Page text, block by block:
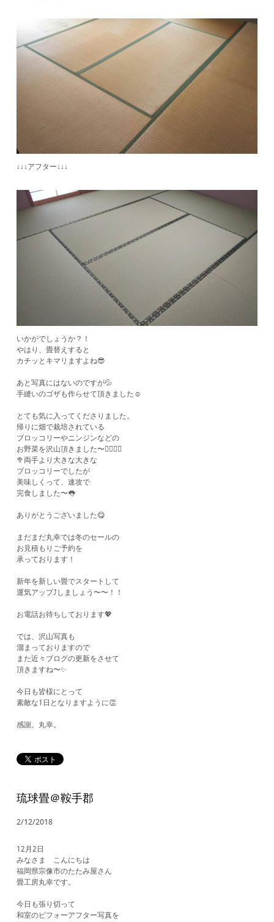
↓↓↓アフター↓↓↓
いかがでしょうか？！
やはり、畳替えすると
カチッとキマリますよね😎
あと写真にはないのですが💦
手縫いのゴザも作らせて頂きました☺️
とても気に入ってくださりました。
帰りに畑で栽培されている
ブロッコリーやニンジンなどの
お野菜を沢山頂きました〜🙇‍♀️🙇‍♂️
🥦両手より大きな大きな
ブロッコリーでしたが
美味しくって、速攻で
完食しました〜👅
ありがとうございました😋
まだまだ丸幸では冬のセールの
お見積もりご予約を
承っております！
新年を新しい畳でスタートして
運気アップ⤴️しましょう〜〜！！
お電話お待ちしております💖
では、沢山写真も
溜まっておりますので
また近々ブログの更新をさせて
頂きますね〜✨
今日も皆様にとって
素敵な1日となりますように👏
​感謝。丸幸。
琉球畳＠鞍手郡
2/12/2018
12月2日
​みなさま こんにちは
福岡県宗像市のたたみ屋さん
畳工房丸幸です。
今日も張り切って
和室のビフォーアフター写真を